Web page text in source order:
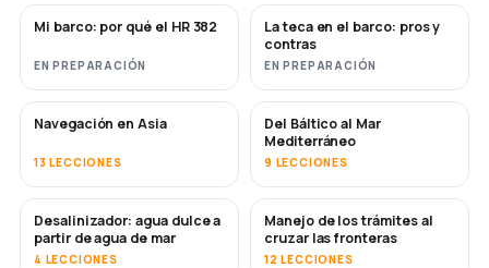
PRONTO
Mi barco: por qué el HR 382
EN PREPARACIÓN
PRONTO
La teca en el barco: pros y
contras
EN PREPARACIÓN
PRONTO
Navegación en Asia
13 LECCIONES
PRONTO
Del Báltico al Mar
Mediterráneo
9 LECCIONES
PRONTO
Desalinizador: agua dulce a
partir de agua de mar
4 LECCIONES
Manejo de los trámites al
cruzar las fronteras
12 LECCIONES